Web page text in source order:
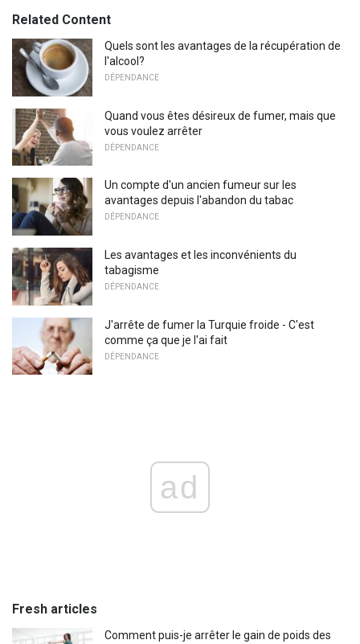
Related Content
Quels sont les avantages de la récupération de
l'alcool?
DÉPENDANCE
Quand vous êtes désireux de fumer, mais que
vous voulez arrêter
DÉPENDANCE
Un compte d'un ancien fumeur sur les
avantages depuis l'abandon du tabac
DÉPENDANCE
Les avantages et les inconvénients du
tabagisme
DÉPENDANCE
J'arrête de fumer la Turquie froide - C'est
comme ça que je l'ai fait
DÉPENDANCE
ad
Fresh articles
Comment puis-je arrêter le gain de poids des